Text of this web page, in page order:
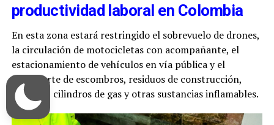
productividad laboral en Colombia
En esta zona estará restringido el sobrevuelo de drones,
la circulación de motocicletas con acompañante, el
estacionamiento de vehículos en vía pública y el
transporte de escombros, residuos de construcción,
trasteos, cilindros de gas y otras sustancias inflamables.